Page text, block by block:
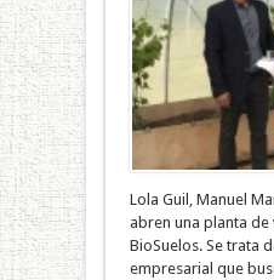
Lola Guil, Manuel
abren una planta
BioSuelos. Se trata
empresarial que